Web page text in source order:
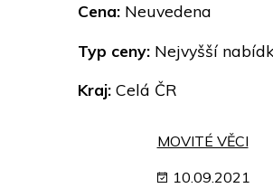
Cena: Neuvedena
Typ ceny: Nejvyšší
Kraj: Celá ČR
MOVITÉ VĚCI
10.09.2021